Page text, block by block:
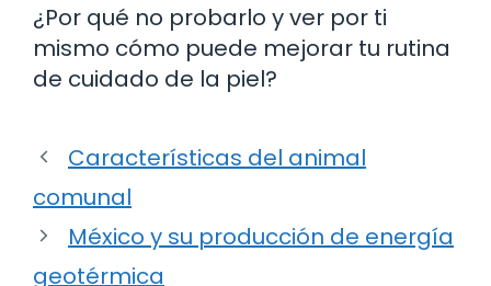
¿Por qué no probarlo y ver por ti
mismo cómo puede mejorar tu rutina
de cuidado de la piel?
Características del animal
comunal
México y su producción de energía
geotérmica